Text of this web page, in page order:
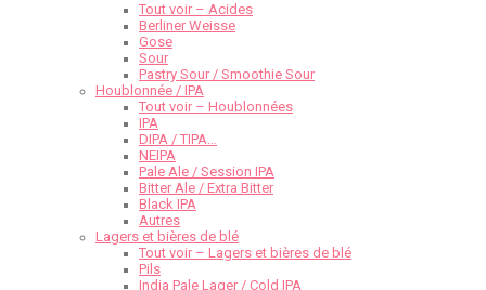
Tout voir – Acides
Berliner Weisse
Gose
Sour
Pastry Sour / Smoothie Sour
Houblonnée / IPA
Tout voir – Houblonnées
IPA
DIPA / TIPA…
NEIPA
Pale Ale / Session IPA
Bitter Ale / Extra Bitter
Black IPA
Autres
Lagers et bières de blé
Tout voir – Lagers et bières de blé
Pils
India Pale Lager / Cold IPA